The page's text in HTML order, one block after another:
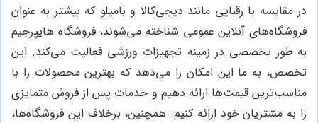
در مقایسه با رقبایی مانند دیجی‌کالا و بامیلو که بیشتر به عنوان
فروشگاه‌های آنلاین عمومی شناخته می‌شوند، فروشگاه هایپرجیم
به طور تخصصی در زمینه تجهیزات ورزشی فعالیت می‌کند. این
تخصص، به ما این امکان را می‌دهد که بهترین محصولات را با
مناسب‌ترین قیمت‌ها ارائه دهیم و خدمات پس از فروش متمایزی
را به مشتریان خود ارائه کنیم. همچنین، برخلاف این فروشگاه‌ها،